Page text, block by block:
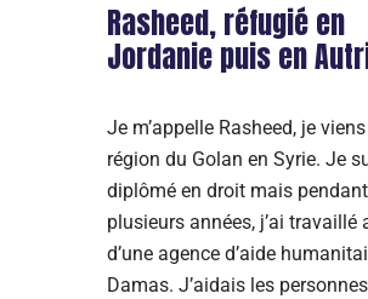
Rasheed, réfugié en
Jordanie puis en
Je m’appelle Rasheed, je
région du Golan en Syrie. Je
diplômé en droit mais pendant
plusieurs années, j’ai travaillé
d’une agence d’aide
Damas. J’aidais les